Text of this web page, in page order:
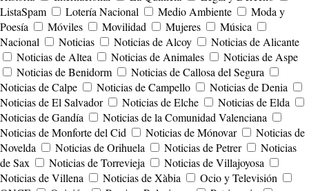
ListaSpam
Lotería Nacional Medio Ambiente
Moda y
Poesía
Móviles Movilidad Mujeres
Música
Nacional
Noticias Noticias de Alcoy
Noticias de Alicante
Noticias de Altea
Noticias de Animales
Noticias de Aspe
Noticias de Benidorm
Noticias de Callosa del Segura
Noticias de Calpe
Noticias de Campello
Noticias de Denia
Noticias de El Salvador
Noticias de Elche
Noticias de Elda
Noticias de Gandía
Noticias de la Comunidad Valenciana
Noticias de Monforte del Cid
Noticias de Mónovar
Noticias de
Novelda
Noticias de Orihuela Noticias de Petrer
Noticias
de Sax
Noticias de Torrevieja
Noticias de Villajoyosa
Noticias de Villena
Noticias de Xàbia
Ocio y Televisión